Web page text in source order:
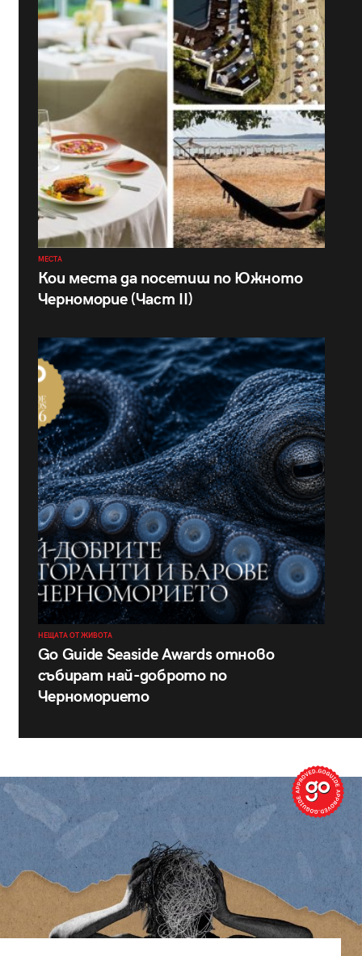
МЕСТА
Кои места да посетиш по Южното
Черноморие (Част II)
НЕЩАТА ОТ ЖИВОТА
Go Guide Seaside Awards отново
събират най-доброто по
Черноморието